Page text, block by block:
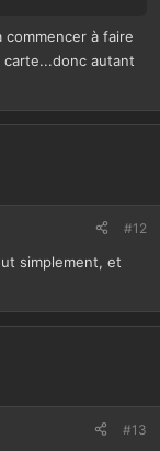
commencer à faire
carte...donc autant
#12
simplement, et
#13